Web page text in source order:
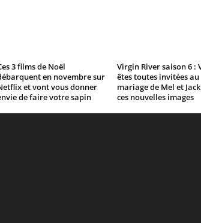
3 films de Noël
en novembre sur
et vont vous donner
de faire votre sapin
Virgin River saison 6 :
êtes toutes invitées au
mariage de Mel et
ces nouvelles images